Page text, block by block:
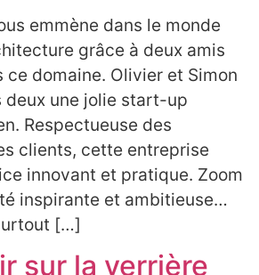
emmène dans le monde
grâce à deux amis
ce domaine. Olivier et Simon
deux une jolie start-up
Respectueuse des
clients, cette entreprise
innovant et pratique. Zoom
inspirante et ambitieuse…
[…]
sur la verrière
toi à ma
aucun conseil déco ou
DIY
les termes et conditions de